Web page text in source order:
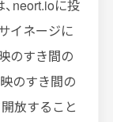
neort.ioに投
イネージに
のすき間の
のすき間の
放すること